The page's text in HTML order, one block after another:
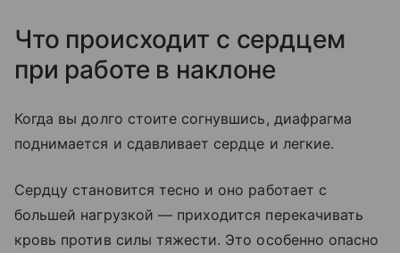
Что происходит с сердцем
при работе в наклоне
Когда вы долго стоите согнувшись, диафрагма
поднимается и сдавливает сердце и легкие.
Сердцу становится тесно и оно работает с
большей нагрузкой — приходится перекачивать
кровь против силы тяжести. Это особенно опасно